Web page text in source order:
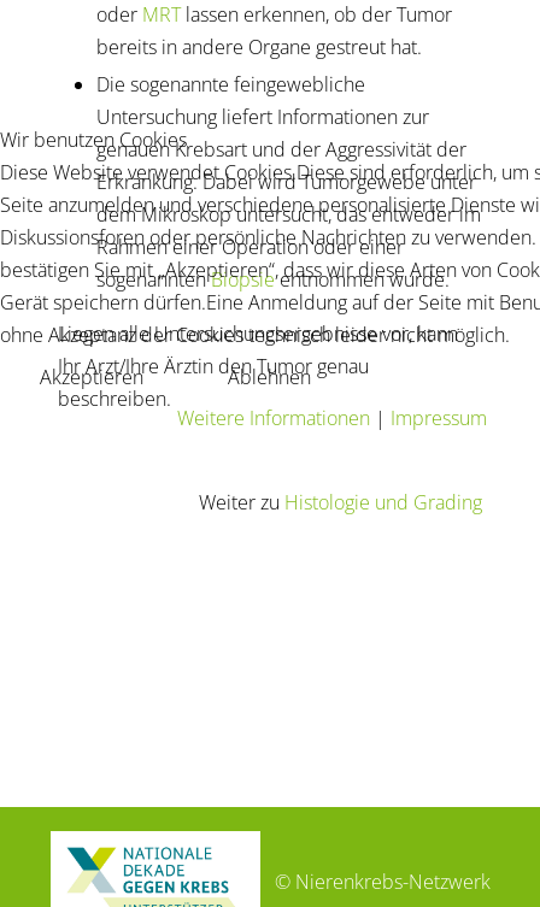
oder MRTlassen erkennen, ob der Tumor
bereits in andere Organe gestreut hat.
Die sogenannte feingewebliche
Untersuchung liefert Informationen zur
genauen Krebsart und der Aggressivität der
Erkrankung. Dabei wird Tumorgewebe unter
dem Mikroskop untersucht, das entweder im
Rahmen einer Operation oder einer
sogenanntenBiopsieentnommen wurde.
Liegen alle Untersuchungsergebnisse vor, kann
Ihr Arzt/Ihre Ärztin den Tumor genau
beschreiben.
Weiter zu Histologie und Grading
© Nierenkrebs-Netzwerk
Wir benutzen Cookies
Diese Website verwendet Cookies.Diese sind erforderlich, um
Seite anzumelden und verschiedene personalisierte Dienste
Diskussionsforen oder persönliche Nachrichten zu
bestätigen Sie mit „Akzeptieren“, dass wir diese Arten von
Gerät speichern dürfen.Eine Anmeldung auf der Seite mit
ohne Akzeptanz der Cookies technisch leider nicht möglich.
Akzeptieren
Ablehnen
Weitere Informationen| Impressum